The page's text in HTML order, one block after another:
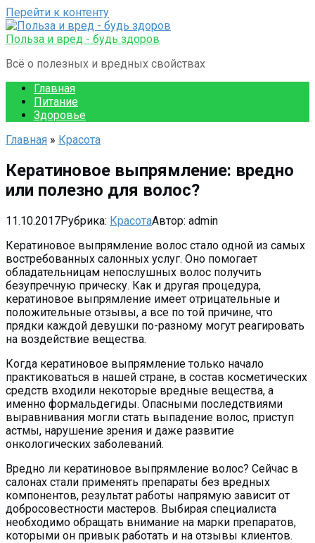
Перейти к контенту
Польза и вред - будь здоров
Всё о полезных и вредных свойствах
Главная
Питание
Здоровье
Главная » Красота
Кератиновое выпрямление: вредно
или полезно для волос?
11.10.2017Рубрика: КрасотаАвтор: admin
Кератиновое выпрямление волос стало одной из самых
востребованных салонных услуг. Оно помогает
обладательницам непослушных волос получить
безупречную прическу. Как и другая процедура,
кератиновое выпрямление имеет отрицательные и
положительные отзывы, а все по той причине, что
прядки каждой девушки по-разному могут реагировать
на воздействие вещества.
Когда кератиновое выпрямление только начало
практиковаться в нашей стране, в состав косметических
средств входили некоторые вредные вещества, а
именно формальдегиды. Опасными последствиями
выравнивания могли стать выпадение волос, приступ
астмы, нарушение зрения и даже развитие
онкологических заболеваний.
Вредно ли кератиновое выпрямление волос? Сейчас в
салонах стали применять препараты без вредных
компонентов, результат работы напрямую зависит от
добросовестности мастеров. Выбирая специалиста
необходимо обращать внимание на марки препаратов,
которыми он привык работать и на отзывы клиентов.